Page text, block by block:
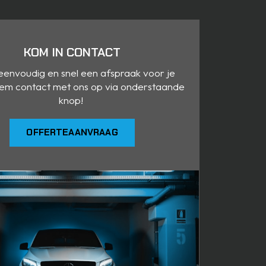
KOM IN CONTACT
en snel een afspraak voor je
contact met ons op via onderstaande
knop!
OFFERTEAANVRAAG